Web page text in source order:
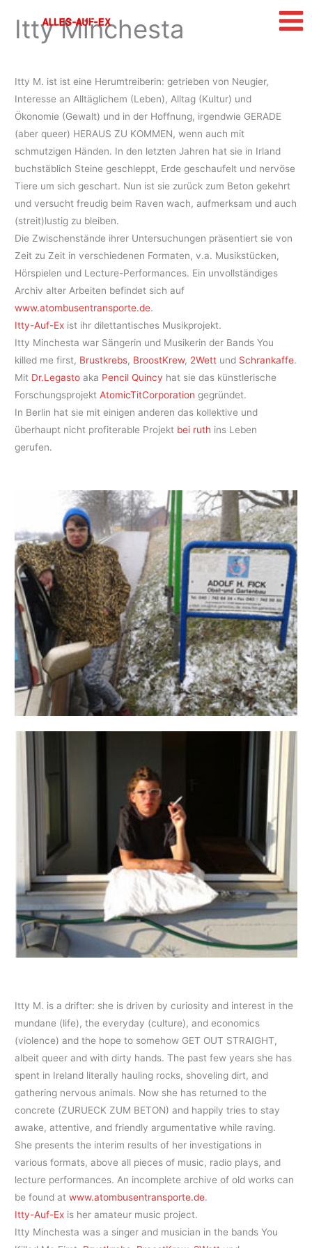
Inhalt
springen
Itty Minchesta
Itty M. ist ist eine Herumtreiberin: getrieben von Neugier,
Interesse an Alltäglichem (Leben), Alltag (Kultur) und
Ökonomie (Gewalt) und in der Hoffnung, irgendwie GERADE
(aber queer) HERAUS ZU KOMMEN, wenn auch mit
schmutzigen Händen. In den letzten Jahren hat sie in Irland
buchstäblich Steine geschleppt, Erde geschaufelt und nervöse
Tiere um sich geschart. Nun ist sie zurück zum Beton gekehrt
und versucht freudig beim Raven wach, aufmerksam und auch
(streit)lustig zu bleiben.
Die Zwischenstände ihrer Untersuchungen präsentiert sie von
Zeit zu Zeit in verschiedenen Formaten, v.a. Musikstücken,
Hörspielen und Lecture-Performances. Ein unvollständiges
Archiv alter Arbeiten befindet sich auf
www.atombusentransporte.de.
Itty-Auf-Ex ist ihr dilettantisches Musikprojekt.
Itty Minchesta war Sängerin und Musikerin der Bands You
killed me first, Brustkrebs, BroostKrew, 2Wett und Schrankaffe.
Mit Dr.Legasto aka Pencil Quincy hat sie das künstlerische
ForschungsprojektAtomicTitCorporation gegründet.
In Berlin hat sie mit einigen anderen das kollektive und
überhaupt nicht profiterable Projekt bei ruth ins Leben
gerufen.
Itty M. is a drifter: she is driven by curiosity and interest in the
mundane (life), the everyday (culture), and economics
(violence) and the hope to somehow GET OUT STRAIGHT,
albeit queer and with dirty hands. The past few years she has
spent in Ireland literally hauling rocks, shoveling dirt, and
gathering nervous animals. Now she has returned to the
concrete (ZURUECK ZUM BETON) and happily tries to stay
awake, attentive, and friendly argumentative while raving.
She presents the interim results of her investigations in
various formats, above all pieces of music, radio plays, and
lecture performances. An incomplete archive of old works can
be found atwww.atombusentransporte.de.
Itty-Auf-Ex is her amateur music project.
Itty Minchesta was a singer and musician in the bands You